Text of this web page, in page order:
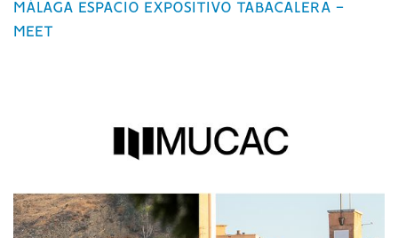
MÁLAGA ESPACIO EXPOSITIVO TABACALERA -
MEET